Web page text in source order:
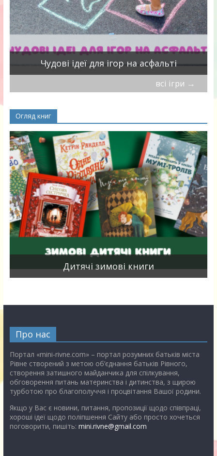
Чудові ідеї для ігор на асфальті
всі ігри →
Огляд книг
Дитячі зимові книги
Про нас
Портал «mini-rivne.com» – портал розумних батьків міста
Рівне створений з метою об’єднання батьків Рівного,
створення затишного майданчика для спілкування,
обговорення питань материнства і дитинства, з щирою
турботою про благополуччя і процвітання Вашої родини.
Якщо у Вас є новини, питання, пропозиції щодо співпраці,
хороші ідеї щодо поліпшення Сайту або просто хочеться
поговорити, пишіть: mini.rivne@gmail.com